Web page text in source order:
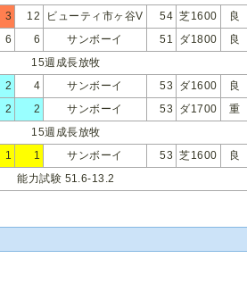
3 12 ビューティ市ヶ谷V 54 芝1600 良
6 6 サンボーイ 51 ダ1800 良
15週成長放牧
2 4 サンボーイ 53 ダ1600 良
2 2 サンボーイ 53 ダ1700 重
15週成長放牧
1 1 サンボーイ 53 芝1600 良
能力試験 51.6-13.2